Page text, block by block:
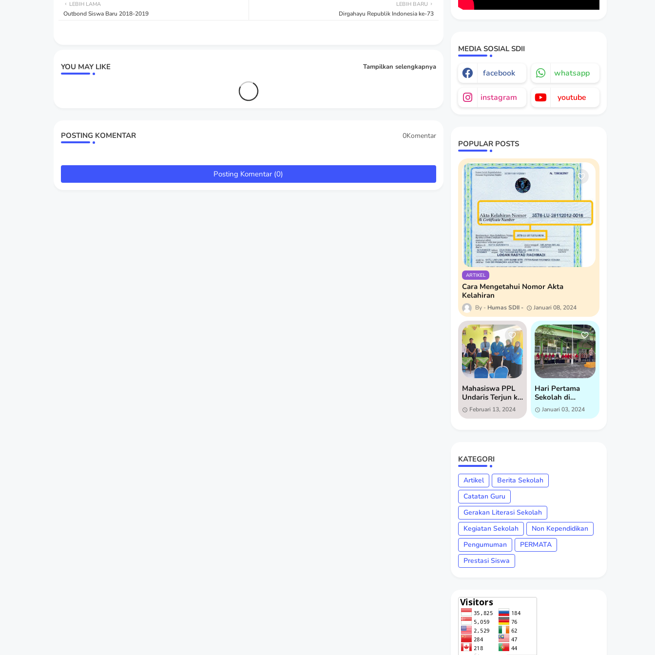
LEBIH BARU
Dirgahayu Republik Indonesia ke-73
LEBIH LAMA
Outbond Siswa Baru 2018-2019
YOU MAY LIKE Tampilkan selengkapnya
POSTING KOMENTAR 0Komentar
Posting Komentar (0)
MEDIA SOSIAL SDII
facebook whatsapp
instagram youtube
POPULAR POSTS
ARTIKEL
Cara Mengetahui Nomor Akta
Kelahiran
Humas SDII Januari 08, 2024
Mahasiswa PPL
Undaris Terjun ke
SD Islam
Istiqomah untuk
Februari 13, 2024
Hari Pertama
Sekolah di
Semester 2:
Semangat Baru di
Januari 03, 2024
KATEGORI
Artikel
Berita Sekolah
Catatan Guru
Gerakan Literasi Sekolah
Kegiatan Sekolah
Non Kependidikan
Pengumuman
PERMATA
Prestasi Siswa